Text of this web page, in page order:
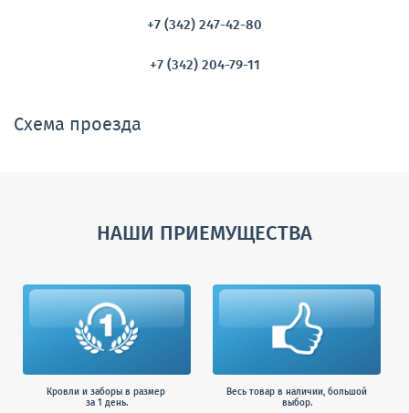
+7 (342) 247-42-80
+7 (342) 204-79-11
Схема проезда
НАШИ ПРИЕМУЩЕСТВА
Кровли и заборы в размер
за 1 день.
Весь товар в наличии, большой
выбор.